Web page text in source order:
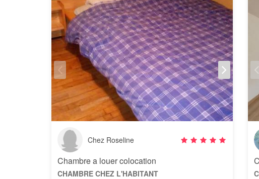
Chez Roseline
Chambre a louer colocation
CHAMBRE CHEZ L'HABITANT